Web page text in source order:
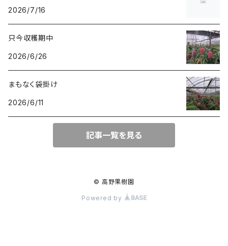
2026/7/16
只今収穫期中
2026/6/26
まもなく袋掛け
2026/6/11
記事一覧を見る
© 高野果樹園
Powered by